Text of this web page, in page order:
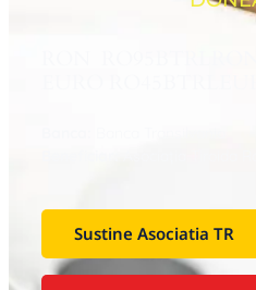
RON
EURO
Sustine Asociatia TR